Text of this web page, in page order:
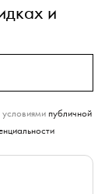
и
публичной